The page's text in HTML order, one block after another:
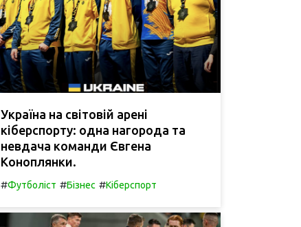
Україна на світовій арені
кіберспорту: одна нагорода та
невдача команди Євгена
Коноплянки.
#Футболіст #Бізнес #Кіберспорт